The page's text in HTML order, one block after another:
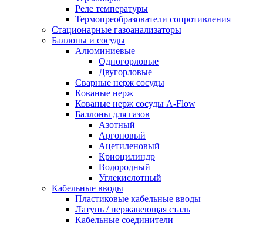
Реле температуры
Термопреобразователи сопротивления
Стационарные газоанализаторы
Баллоны и сосуды
Алюминиевые
Одногорловые
Двугорловые
Сварные нерж сосуды
Кованые нерж
Кованые нерж сосуды A-Flow
Баллоны для газов
Азотный
Аргоновый
Ацетиленовый
Криоцилиндр
Водородный
Углекислотный
Кабельные вводы
Пластиковые кабельные вводы
Латунь / нержавеющая сталь
Кабельные соединители